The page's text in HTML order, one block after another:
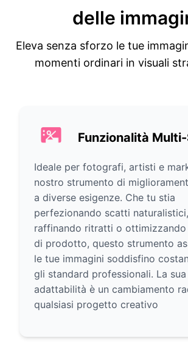
delle
Eleva senza sforzo le tue
momenti ordinari in visuali
Funzionalità
Ideale per fotografi, artisti e
nostro strumento di
a diverse esigenze. Che tu stia
perfezionando scatti naturalistici,
raffinando ritratti o ottimizzando
di prodotto, questo strumento
le tue immagini soddisfino
gli standard professionali. La sua
adattabilità è un cambiamento
qualsiasi progetto creativo